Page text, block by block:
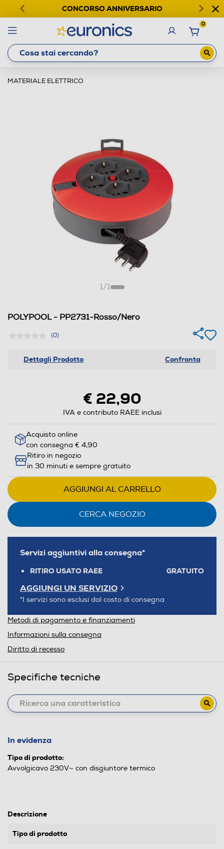
CONCORSO ANNIVERSARIO
0
MATERIALE ELETTRICO
1/1
POLYPOOL - PP2731-Rosso/Nero
(0)
Dettagli Prodotto Confronta
€ 22,90
IVA e contributo RAEE inclusi
Acquisto online
con consegna € 4,90
Ritiro in negozio
in 30 minuti e sempre gratuito
AGGIUNGI AL CARRELLO
CERCA NEGOZIO
Servizi aggiuntivi alla consegna*
RITIRO USATO RAEE GRATUITO
AGGIUNGI UN SERVIZIO
*I servizi sono esclusi dal costo di consegna
Metodi di pagamento e finanziamenti
Informazioni sulla consegna
Diritto di recesso
Specifiche tecniche
In evidenza
Tipo di prodotto:
Avvolgicavo 230V~ con disgiuntore termico
Descrizione
Tipo di prodotto